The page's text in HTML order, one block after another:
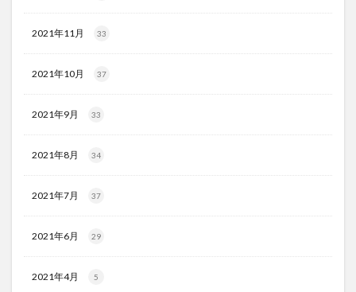
2021年11月 33
2021年10月 37
2021年9月 33
2021年8月 34
2021年7月 37
2021年6月 29
2021年4月 5